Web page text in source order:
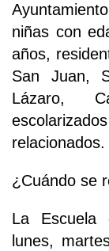
niñas con
años,
San Juan,
Lázaro,
relacionados.
¿Cuándo se
La Escuela
lunes,